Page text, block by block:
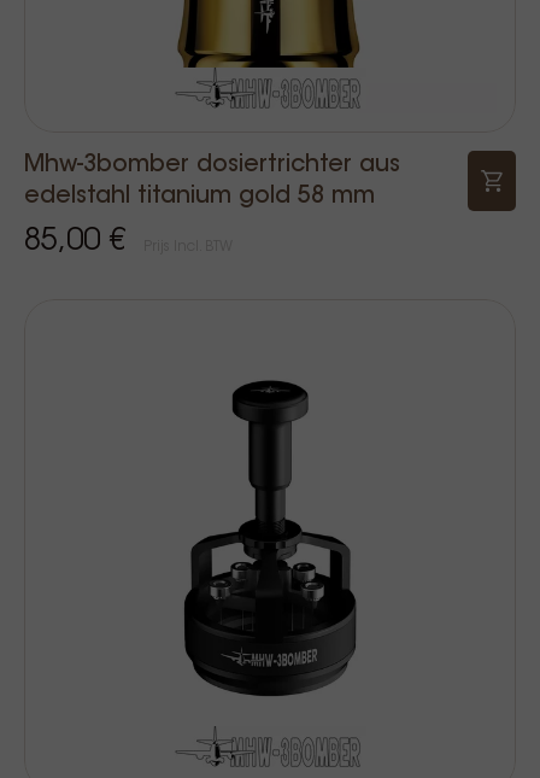
Mhw-3bomber dosiertrichter aus
edelstahl titanium gold 58 mm
85,00 €